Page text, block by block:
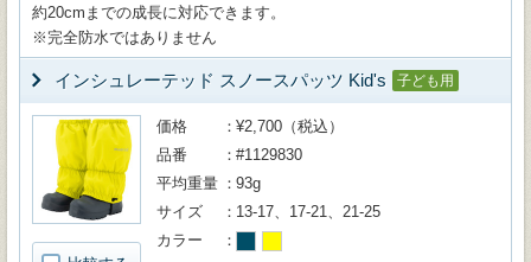
約20cmまでの成長に対応できます。
※完全防水ではありません
インシュレーテッド スノースパッツ Kid's 子ども用
価格
¥2,700（税込）
品番
#1129830
平均重量
93g
サイズ
13-17、17-21、21-25
カラー